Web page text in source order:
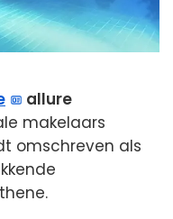
allure
makelaars
omschreven als